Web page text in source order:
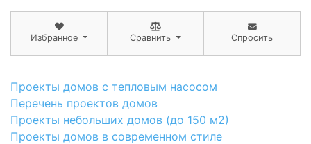
Избранное Сравнить Спросить
Проекты домов с тепловым насосом
Перечень проектов домов
Проекты небольших домов (до 150 м2)
Проекты домов в современном стиле